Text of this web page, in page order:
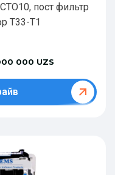
пост фильтр
Т33-Т1
000 UZS